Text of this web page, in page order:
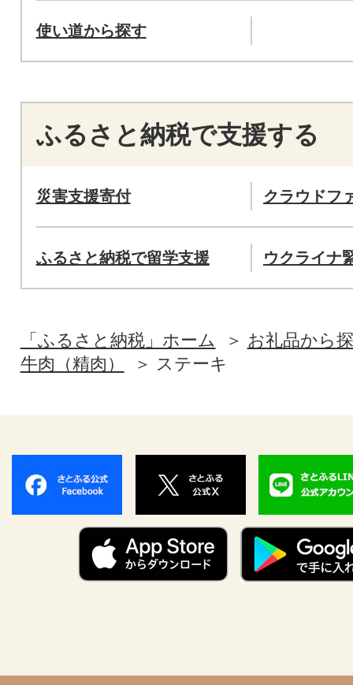
使い道から探す
ふるさと納税で支援する
災害支援寄付 クラウドフ
ふるさと納税で留学支援 ウクライナ
「ふるさと納税」ホーム
お礼品から
牛肉（精肉）
ステーキ